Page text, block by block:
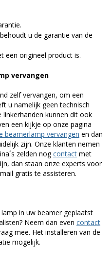
u de garantie van de
een origineel product is.
vervangen
zelf vervangen, om een
u namelijk geen technisch
kunnen dit ook
een kijkje op onze pagina
beamerlamp vervangen en dan
zijn. Onze klanten nemen
zelden nogcontact met
dan staan onze experts voor
gratis te assisteren.
in uw beamer geplaatst
Neem dan even contact
mee. Het installeren van de
mogelijk.